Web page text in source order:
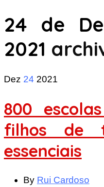
24 de
2021
Dez 24 2021
800
filhos de
essenciais
By Rui Cardoso